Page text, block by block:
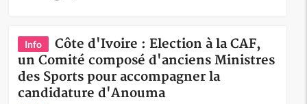
Info
Côte d'Ivoire : Election à la CAF,
un Comité composé d'anciens Ministres
des Sports pour accompagner la
candidature d'Anouma